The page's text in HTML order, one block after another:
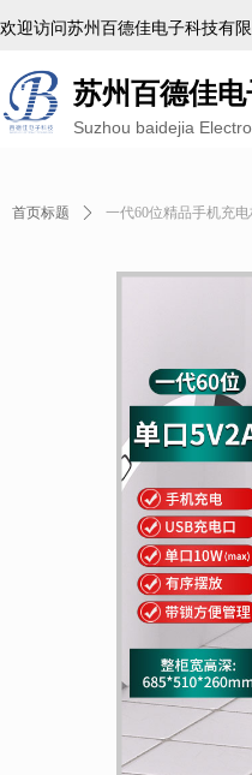
苏州百德佳
Suzhou baidejia
欢迎访问苏州百德佳电子科技有限
首页标题 ꄲ 一代60位精品手机充